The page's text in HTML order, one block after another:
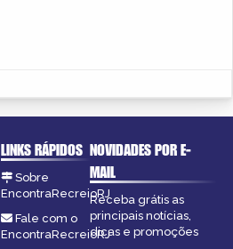
LINKS RÁPIDOS
Sobre
EncontraRecreioRJ
Fale com o
EncontraRecreioRJ
NOVIDADES POR E-
MAIL
Receba grátis as
principais notícias,
dicas e promoções